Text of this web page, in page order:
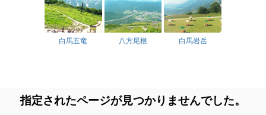
白馬五竜 八方尾根 白馬岩岳